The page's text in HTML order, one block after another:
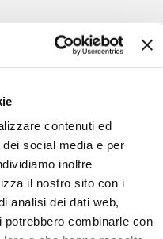
contenuti ed
social media e per
inoltre
il nostro sito con i
analisi dei dati web,
combinarle con
il desiderio di praticità e
e il piacere della
senza dubbio è